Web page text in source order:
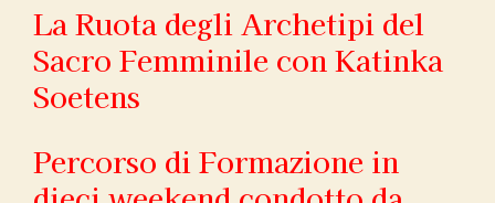
La Ruota degli Archetipi del
Sacro Femminile con Katinka
Soetens
Percorso di Formazione in